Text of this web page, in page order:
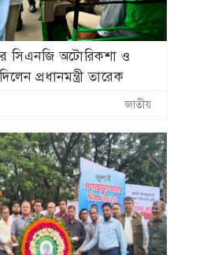
সিএনজি অটোরিকশা ও
প্রধানমন্ত্রী তারেক
জাতীয়